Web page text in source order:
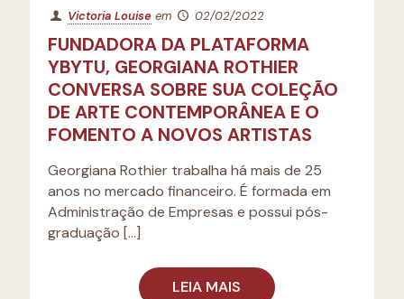
Victoria Louise em 02/02/2022
FUNDADORA DA PLATAFORMA
YBYTU, GEORGIANA ROTHIER
CONVERSA SOBRE SUA COLEÇÃO
DE ARTE CONTEMPORÂNEA E O
FOMENTO A NOVOS ARTISTAS
Georgiana Rothier trabalha há mais de 25
anos no mercado financeiro. É formada em
Administração de Empresas e possui pós-
graduação […]
LEIA MAIS